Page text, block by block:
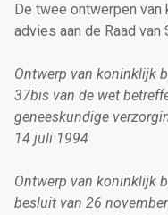
De twee ontwerpen
advies aan de Raad van
Ontwerp van koninklijk
37bis van de wet
geneeskundige
14 juli 1994
Ontwerp van koninklijk
besluit van 26